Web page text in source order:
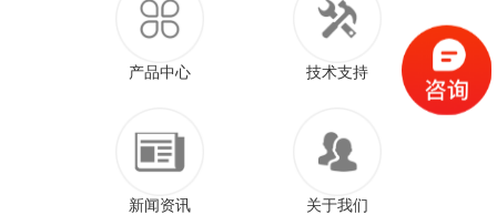
产品中心 技术支持
新闻资讯 关于我们